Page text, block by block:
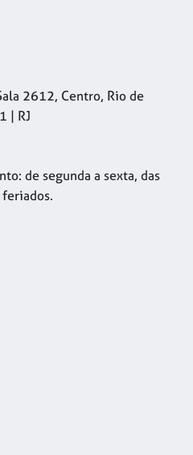
2612, Centro, Rio de
| RJ
de segunda a sexta, das